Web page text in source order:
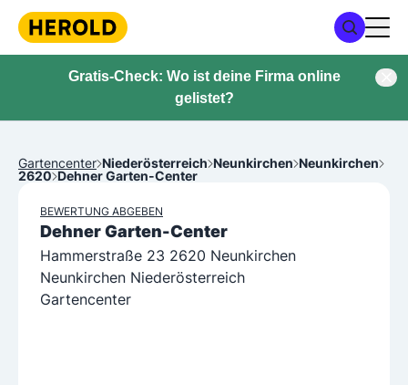
Gratis-Check: Wo ist deine Firma online
gelistet?
Gartencenter Niederösterreich Neunkirchen Neunkirchen
2620 Dehner Garten-Center
BEWERTUNG ABGEBEN
Dehner Garten-Center
Hammerstraße 23 2620 Neunkirchen
Neunkirchen Niederösterreich
Gartencenter